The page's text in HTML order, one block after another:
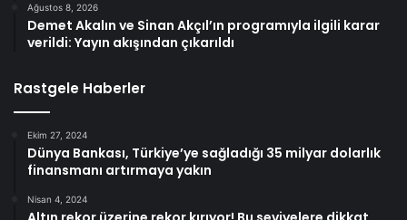
Ağustos 8, 2026
Demet Akalın ve Sinan Akçıl’ın programıyla ilgili karar
verildi: Yayın akışından çıkarıldı
Rastgele Haberler
Ekim 27, 2024
Dünya Bankası, Türkiye’ye sağladığı 35 milyar dolarlık
finansmanı artırmaya yakın
Nisan 4, 2024